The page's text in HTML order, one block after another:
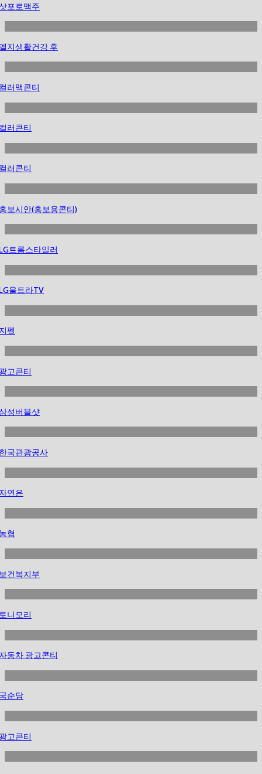
포로맥주
지생활건강 후
러맥콘티
러콘티
러콘티
보시안(홍보용콘티)
트롬스타일러
울트라TV
펠
고콘티
성버블샷
국관광공사
연은
협
건복지부
니모리
동차 광고콘티
순당